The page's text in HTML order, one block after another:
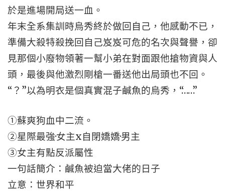
於是進場開局送一血。
年末全系集訓時烏秀終於做回自己，他感動不已，
準備大殺特殺挽回自己岌岌可危的名次與聲譽，卻
見那個小廢物領著一幫小弟在對面跟他搶物資與人
頭，最後與他激烈剛槍一番送他出局頭也不回。
“？”以為明衣是個真實混子鹹魚的烏秀，“……”
①蘇爽狗血中二流。
②星際最強·女主x自閉嬌嬌·男主
③女主有點反派屬性
一句話簡介：鹹魚被迫當大佬的日子
立意：世界和平